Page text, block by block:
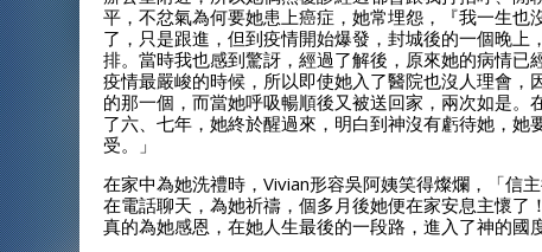
平，不忿氣為何要她患上癌症，她常埋怨，『我一生
了，只是跟進，但到疫情開始爆發，封城後的一個晚
排。當時我也感到驚訝，經過了解後，原來她的病情
疫情最嚴峻的時候，所以即使她入了醫院也沒人理會
的那一個，而當她呼吸暢順後又被送回家，兩次如是
了六、七年，她終於醒過來，明白到神沒有虧待她，
受。」
在家中為她洗禮時，Vivian形容吳阿姨笑得燦爛，「信
在電話聊天，為她祈禱，個多月後她便在家安息主懷
真的為她感恩，在她人生最後的一段路，進入了神的國